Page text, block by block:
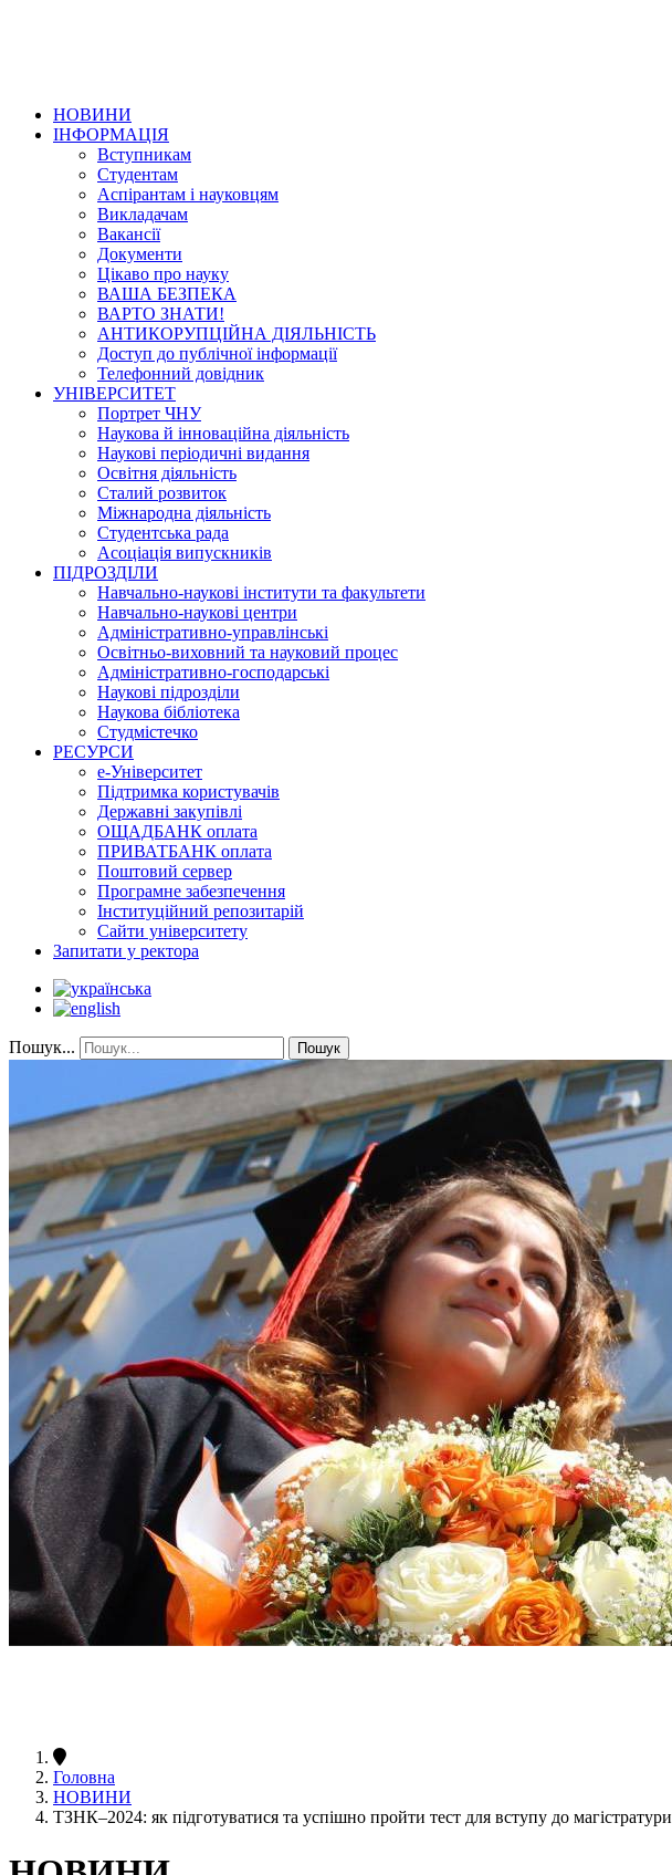
НОВИНИ
ІНФОРМАЦІЯ
Вступникам
Студентам
Аспірантам і науковцям
Викладачам
Вакансії
Документи
Цікаво про науку
ВАША БЕЗПЕКА
ВАРТО ЗНАТИ!
АНТИКОРУПЦІЙНА ДІЯЛЬНІСТЬ
Доступ до публічної інформації
Телефонний довідник
УНІВЕРСИТЕТ
Портрет ЧНУ
Наукова й інноваційна діяльність
Наукові періодичні видання
Освітня діяльність
Сталий розвиток
Міжнародна діяльність
Студентська рада
Асоціація випускників
ПІДРОЗДІЛИ
Навчально-наукові інститути та факультети
Навчально-наукові центри
Адміністративно-управлінські
Освітньо-виховний та науковий процес
Адміністративно-господарські
Наукові підрозділи
Наукова бібліотека
Студмістечко
РЕСУРСИ
е-Університет
Підтримка користувачів
Державні закупівлі
ОЩАДБАНК оплата
ПРИВАТБАНК оплата
Поштовий сервер
Програмне забезпечення
Інституційний репозитарій
Сайти університету
Запитати у ректора
Пошук... Пошук
Головна
НОВИНИ
ТЗНК–2024: як підготуватися та успішно пройти тест для вступу до